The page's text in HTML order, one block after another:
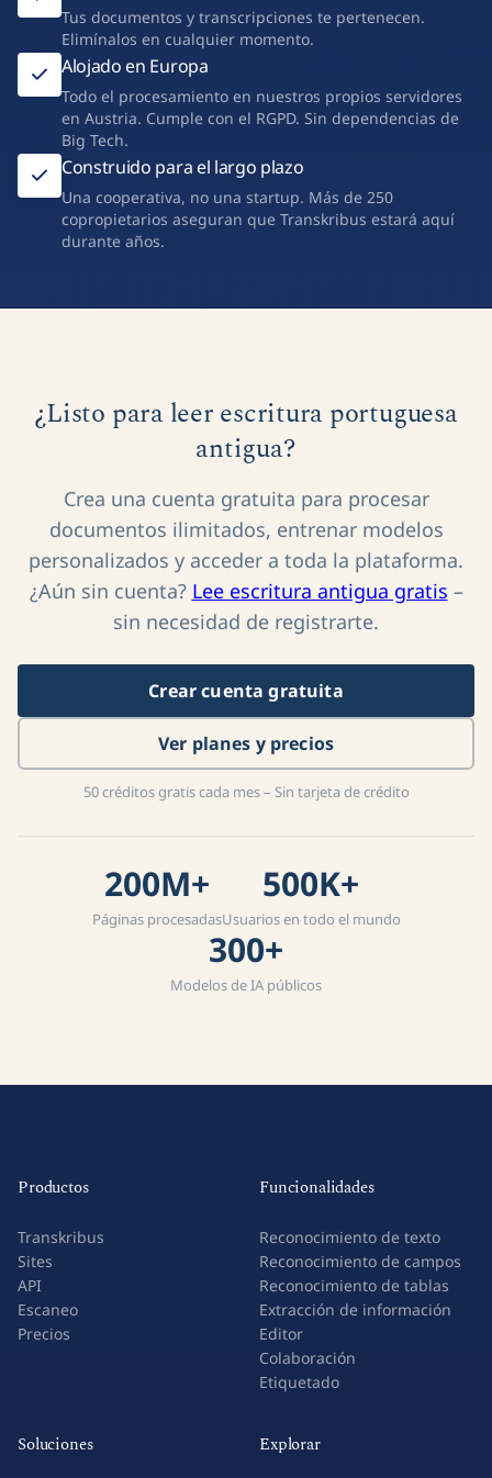
Tus documentos y transcripciones te pertenecen.
Elimínalos en cualquier momento.
Alojado en Europa
Todo el procesamiento en nuestros propios servidores
en Austria. Cumple con el RGPD. Sin dependencias de
Big Tech.
Construido para el largo plazo
Una cooperativa, no una startup. Más de 250
copropietarios aseguran que Transkribus estará aquí
durante años.
¿Listo para leer escritura portuguesa
antigua?
Crea una cuenta gratuita para procesar
documentos ilimitados, entrenar modelos
personalizados y acceder a toda la plataforma.
¿Aún sin cuenta? Lee escritura antigua gratis –
sin necesidad de registrarte.
Crear cuenta gratuita
Ver planes y precios
50 créditos gratis cada mes – Sin tarjeta de crédito
200M+
Páginas procesadas
500K+
Usuarios en todo el mundo
300+
Modelos de IA públicos
Productos
Transkribus
Sites
API
Escaneo
Precios
Funcionalidades
Reconocimiento de texto
Reconocimiento de campos
Reconocimiento de tablas
Extracción de información
Editor
Colaboración
Etiquetado
Soluciones Explorar